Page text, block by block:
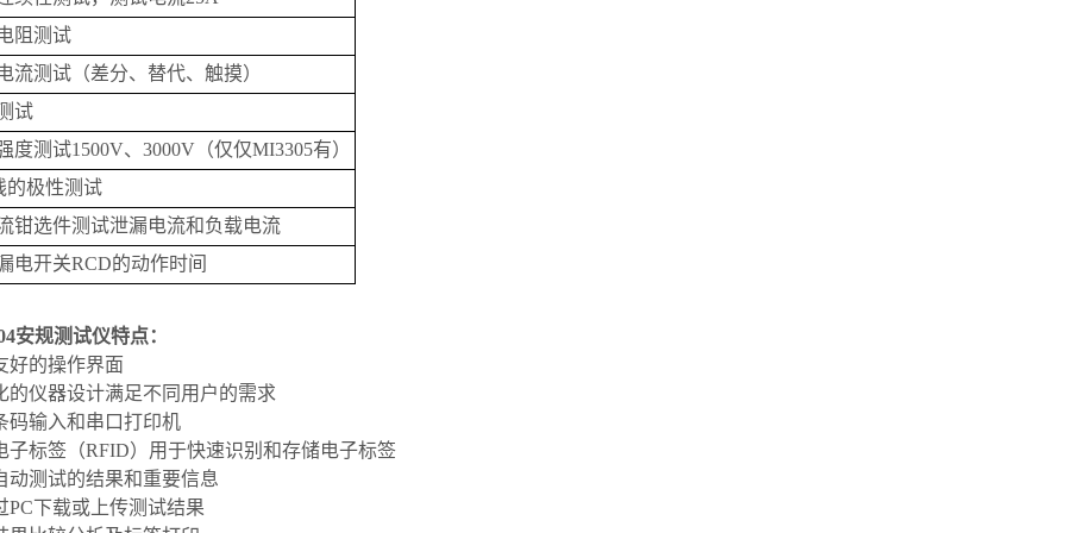
阻测试
流测试（差分、替代、触摸）
试
度测试1500V、3000V（仅仅MI3305有）
的极性测试
钳选件测试泄漏电流和负载电流
电开关RCD的动作时间
安规测试仪特点：
好的操作界面
的仪器设计满足不同用户的需求
码输入和串口打印机
子标签（RFID）用于快速识别和存储电子标签
动测试的结果和重要信息
PC下载或上传测试结果